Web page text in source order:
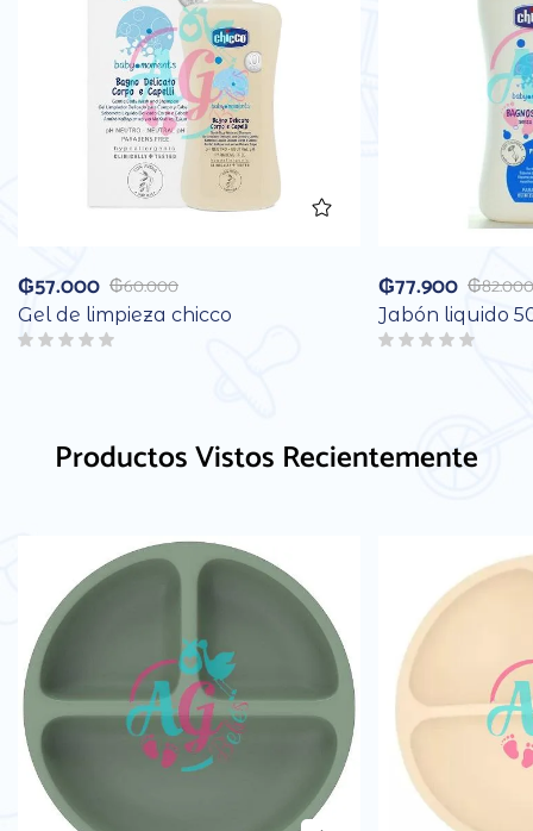
₲60.000
₲57.000
Gel de limpieza chicco
₲82.000
₲77.900
Jabón liquido
Productos Vistos Recientemente